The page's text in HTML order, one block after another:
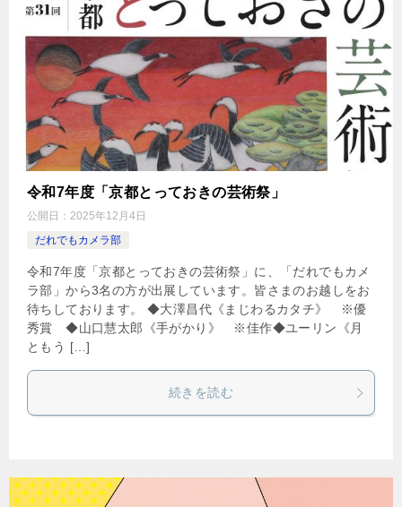
令和7年度「京都とっておきの芸術祭」
公開日： 2025年12月4日
だれでもカメラ部
令和7年度「京都とっておきの芸術祭」に、「だれでもカメ
ラ部」から3名の方が出展しています。皆さまのお越しをお
待ちしております。 ◆大澤昌代《まじわるカタチ》 ※優
秀賞 ◆山口慧太郎《手がかり》 ※佳作◆ユーリン《月
ともう […]
続きを読む